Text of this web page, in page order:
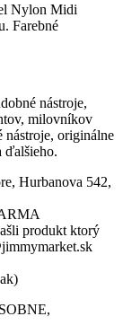
Nylon Midi
Farebné
nástroje,
milovníkov
nástroje, originálne
ďalšieho.
Hurbanova 542,
produkt ktorý